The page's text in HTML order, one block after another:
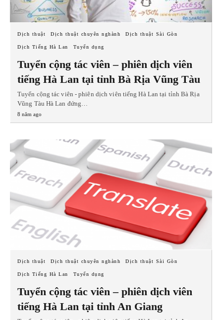
Dịch thuật Dịch thuật chuyên nghành Dịch thuật Sài Gòn
Dịch Tiếng Hà Lan Tuyển dụng
Tuyển cộng tác viên – phiên dịch viên
tiếng Hà Lan tại tỉnh Bà Rịa Vũng Tàu
Tuyển cộng tác viên - phiên dịch viên tiếng Hà Lan tại tỉnh Bà Rịa
Vũng Tàu Hà Lan đứng…
8 năm ago
Dịch thuật Dịch thuật chuyên nghành Dịch thuật Sài Gòn
Dịch Tiếng Hà Lan Tuyển dụng
Tuyển cộng tác viên – phiên dịch viên
tiếng Hà Lan tại tỉnh An Giang